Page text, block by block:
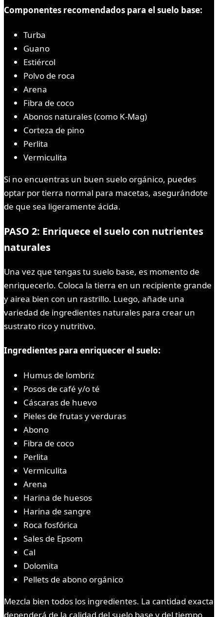
Componentes recomendados para el suelo base:
Turba
Guano
Estiércol
Polvo de roca
Arena
Fibra de coco
Abonos naturales (como K-Mag)
Corteza de pino
Perlita
Vermiculita
Si no encuentras un buen suelo orgánico, puedes
optar por tierra normal para macetas, asegurándote
de que sea ligeramente ácida.
PASO 2: Enriquece el suelo con nutrientes
naturales
Una vez que tengas tu suelo base, es momento de
enriquecerlo. Coloca la tierra en un recipiente grande
y airea bien con un rastrillo. Luego, añade una
variedad de ingredientes naturales para crear un
sustrato rico y nutritivo.
Ingredientes para enriquecer el suelo:
Humus de lombriz
Posos de café y/o té
Cáscaras de huevo
Pieles de frutas y verduras
Abono
Fibra de coco
Perlita
Vermiculita
Arena
Harina de huesos
Harina de sangre
Roca fosfórica
Sales de Epsom
Cal
Dolomita
Pellets de abono orgánico
Mezcla bien todos los ingredientes. La cantidad exacta
dependerá de la calidad del suelo base y del tiempo